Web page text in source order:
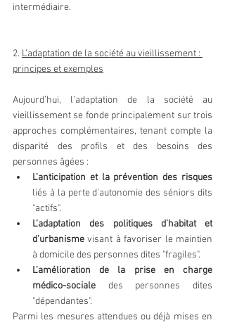
intermédiaire.
2. L’adaptation de la société au vieillissement :
principes et exemples
Aujourd’hui, l’adaptation de la société au
vieillissement se fonde principalement sur trois
approches complémentaires, tenant compte la
disparité des profils et des besoins des
personnes âgées :
L’anticipation et la prévention des risques
liés à la perte d’autonomie des séniors dits
"actifs".
L’adaptation des politiques d’habitat et
d’urbanisme visant à favoriser le maintien
à domicile des personnes dites "fragiles".
L’amélioration de la prise en charge
médico-sociale des personnes dites
"dépendantes".
Parmi les mesures attendues ou déjà mises en